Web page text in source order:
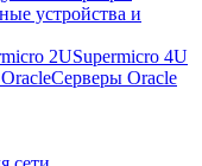
устройства и
2USupermicro 4U
Серверы Oracle